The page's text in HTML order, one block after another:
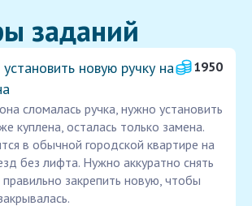
заданий
новую ручку на
1950
сломалась ручка, нужно установить
куплена, осталась только замена.
в обычной городской квартире на
без лифта. Нужно аккуратно снять
правильно закрепить новую, чтобы